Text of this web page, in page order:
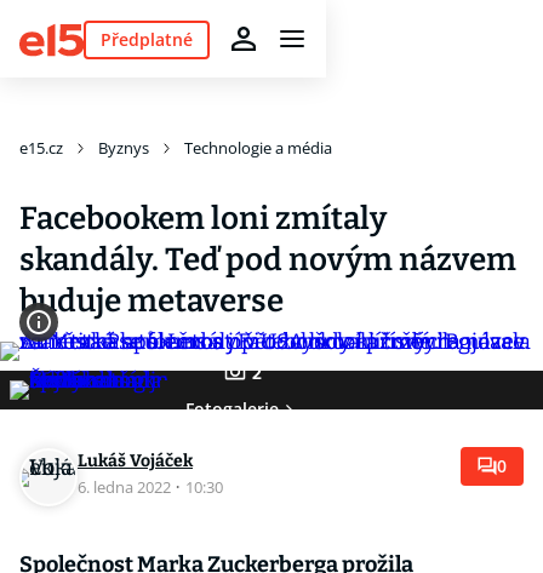
Předplatné
e15.cz Byznys Technologie a média
Facebookem loni zmítaly
skandály. Teď pod novým názvem
buduje metaverse
2
Fotogalerie
Lukáš Vojáček
6. ledna 2022 · 10:30
0
Společnost Marka Zuckerberga prožila